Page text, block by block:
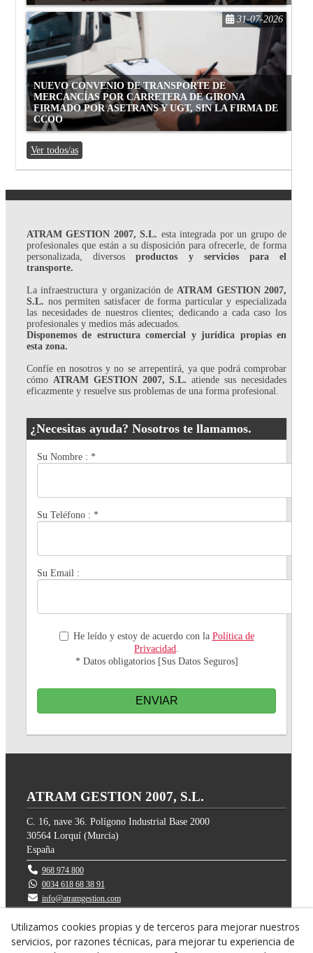
NUEVO CONVENIO DE TRANSPORTE DE
MERCANCÍAS POR CARRETERA DE GIRONA
FIRMADO POR ASETRANS Y UGT, SIN LA FIRMA DE
CCOO
31-07-2026
Ver todos/as
ATRAM GESTION 2007, S.L. esta integrada por un grupo de
profesionales que están a su disposición para ofrecerle, de forma
personalizada, diversosproductos y servicios para el
transporte.
La infraestructura y organización deATRAM GESTION 2007,
S.L. nos permiten satisfacer de forma particular y especializada
las necesidades de nuestros clientes; dedicando a cada caso los
profesionales y medios más adecuados.
Disponemos de estructura comercial y jurídica propias en
esta zona.
Confíe en nosotros y no se arrepentirá, ya que podrá comprobar
cómo ATRAM GESTION 2007, S.L. atiende sus necesidades
eficazmente y resuelve sus problemas de una forma profesional.
¿Necesitas ayuda? Nosotros te llamamos.
Su Nombre : *
Su Teléfono : *
Su Email :
He leído y estoy de acuerdo con la Política de
Privacidad.
* Datos obligatorios [Sus Datos Seguros]
ENVIAR
ATRAM GESTION 2007, S.L.
C. 16, nave 36. Polígono Industrial Base 2000
30564 Lorquí (Murcia)
España
968 974 800
0034 618 68 38 91
info@atramgestion.com
Utilizamos cookies propias y de terceros para mejorar nuestros
servicios, por razones técnicas, para mejorar tu experiencia de